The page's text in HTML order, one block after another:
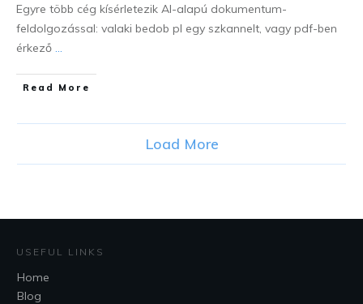
Egyre több cég kísérletezik AI-alapú dokumentum-
feldolgozással: valaki bedob pl egy szkannelt, vagy pdf-ben
érkező ...
Read More
Load More
USEFUL LINKS
Home
Blog